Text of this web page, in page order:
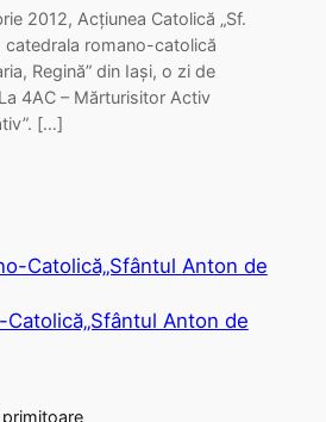
2012, Acţiunea Catolică „Sf.
catedrala romano-catolică
Regină” din Iaşi, o zi de
4AC – Mărturisitor Activ
[…]
Catolică„Sfântul Anton de